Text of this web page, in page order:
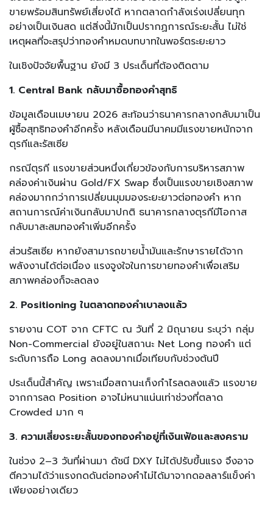
ขายพร้อมสินทรัพย์เสี่ยงได้ หากตลาดกำลังเร่งเปลี่ยนทุก
อย่างเป็นเงินสด แต่สิ่งนี้มักเป็นปรากฏการณ์ระยะสั้น ไม่ใช่
เหตุผลที่จะสรุปว่าทองคำหมดบทบาทในพอร์ตระยะยาว
ในเชิงปัจจัยพื้นฐาน ยังมี 3 ประเด็นที่ต้องติดตาม
1. Central Bank กลับมาซื้อทองคำสุทธิ
ข้อมูลเดือนเมษายน 2026 สะท้อนว่าธนาคารกลางกลับมาเป็น
ผู้ซื้อสุทธิทองคำอีกครั้ง หลังเดือนมีนาคมมีแรงขายหนักจาก
ตุรกีและรัสเซีย
กรณีตุรกี แรงขายส่วนหนึ่งเกี่ยวข้องกับการบริหารสภาพ
คล่องค่าเงินผ่าน Gold/FX Swap ซึ่งเป็นแรงขายเชิงสภาพ
คล่องมากกว่าการเปลี่ยนมุมมองระยะยาวต่อทองคำ หาก
สถานการณ์ค่าเงินกลับมาปกติ ธนาคารกลางตุรกีมีโอกาส
กลับมาสะสมทองคำเพิ่มอีกครั้ง
ส่วนรัสเซีย หากยังสามารถขายน้ำมันและรักษารายได้จาก
พลังงานได้ต่อเนื่อง แรงจูงใจในการขายทองคำเพื่อเสริม
สภาพคล่องก็จะลดลง
2. Positioning ในตลาดทองคำเบาลงแล้ว
รายงาน COT จาก CFTC ณ วันที่ 2 มิถุนายน ระบุว่า กลุ่ม
Non-Commercial ยังอยู่ในสถานะ Net Long ทองคำ แต่
ระดับการถือ Long ลดลงมากเมื่อเทียบกับช่วงต้นปี
ประเด็นนี้สำคัญ เพราะเมื่อสถานะเก็งกำไรลดลงแล้ว แรงขาย
จากการลด Position อาจไม่หนาแน่นเท่าช่วงที่ตลาด
Crowded มาก ๆ
3. ความเสี่ยงระยะสั้นของทองคำอยู่ที่เงินเฟ้อและสงคราม
ในช่วง 2–3 วันที่ผ่านมา ดัชนี DXY ไม่ได้ปรับขึ้นแรง จึงอาจ
ตีความได้ว่าแรงกดดันต่อทองคำไม่ได้มาจากดอลลาร์แข็งค่า
เพียงอย่างเดียว